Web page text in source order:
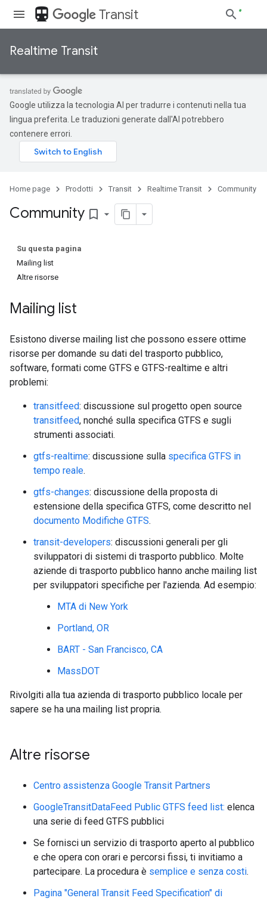
directions_transit Transit
Realtime Transit
Google utilizza la tecnologia AI per tradurre i contenuti nella tua
lingua preferita. Le traduzioni generate dall'AI potrebbero
contenere errori.
Home page Prodotti Transit Realtime Transit Community
Community bookmark_border
Su questa pagina
Mailing list
Altre risorse
Mailing list
Esistono diverse mailing list che possono essere ottime
risorse per domande su dati del trasporto pubblico,
software, formati come GTFS e GTFS-realtime e altri
problemi:
transitfeed: discussione sul progetto open source
transitfeed, nonché sulla specifica GTFS e sugli
strumenti associati.
gtfs-realtime: discussione sulla specifica GTFS in
tempo reale.
gtfs-changes: discussione della proposta di
estensione della specifica GTFS, come descritto nel
documento Modifiche GTFS.
transit-developers: discussioni generali per gli
sviluppatori di sistemi di trasporto pubblico. Molte
aziende di trasporto pubblico hanno anche mailing list
per sviluppatori specifiche per l'azienda. Ad esempio:
MTA di New York
Portland, OR
BART - San Francisco, CA
MassDOT
Rivolgiti alla tua azienda di trasporto pubblico locale per
sapere se ha una mailing list propria.
Altre risorse
Centro assistenza Google Transit Partners
GoogleTransitDataFeed Public GTFS feed list: elenca
una serie di feed GTFS pubblici
Se fornisci un servizio di trasporto aperto al pubblico
e che opera con orari e percorsi fissi, ti invitiamo a
partecipare. La procedura è semplice e senza costi.
Pagina "General Transit Feed Specification" di